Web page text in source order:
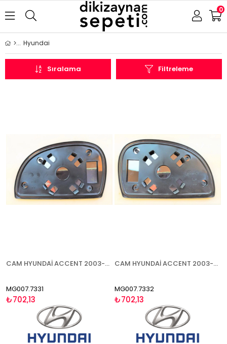
0
Hyundai
Filtreleme
Sıralama
CAM HYUNDAİ ACCENT 2003-2006 ISITMALI SAĞ
MG007.7331
₺702,13
CAM HYUNDAİ ACCENT 2003-2006 ISITMALI SOL
MG007.7332
₺702,13